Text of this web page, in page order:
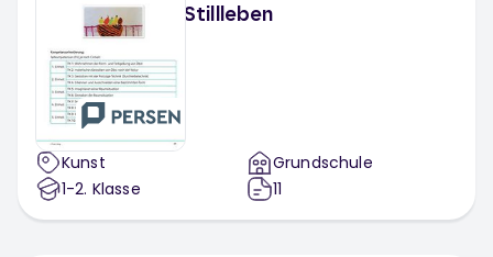
Stillleben
Kunst
1-2. Klasse
Grundschule
11